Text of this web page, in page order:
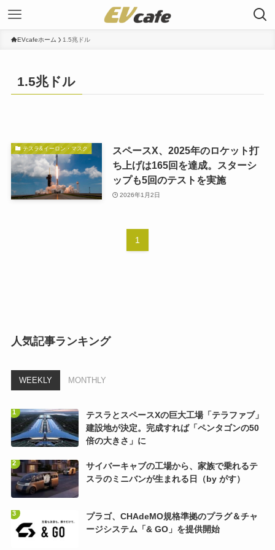
EVcafeホーム 1.5兆ドル
1.5兆ドル
テスラ&イーロン・マスク
スペースX、2025年のロケット打
ち上げは165回を達成。スターシ
ップも5回のテストを実施
2026年1月2日
1
人気記事ランキング
WEEKLY MONTHLY
テスラとスペースXの巨大工場「テラファブ」
建設地が決定。完成すれば「ペンタゴンの50
倍の大きさ」に
サイバーキャブの工場から、家族で乗れるテ
スラのミニバンが生まれる日（by がす）
プラゴ、CHAdeMO規格準拠のプラグ＆チャ
ージシステム「& GO」を提供開始